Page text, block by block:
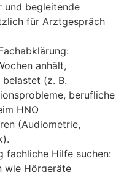
u‬nd begleitende
f‬ür Arztgespräch
anhält,
(z. B.
berufliche
HNO
(Audiometrie,
fachliche Hilfe suchen:
w‬ie Hörgeräte